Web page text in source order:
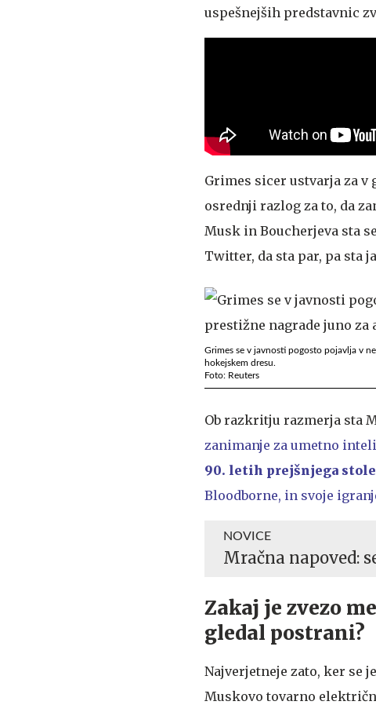
uspešnejših predstavnic
Grimes sicer ustvarja za
osrednji razlog za to, da
Musk in Boucherjeva sta
Twitter, da sta par, pa sta
Grimes se v javnosti pogosto pojavlja v
hokejskem dresu.
Foto: Reuters
Ob razkritju razmerja sta
zanimanje za umetno
90. letih prejšnjega
Bloodborne, in svoje
NOVICE
Mračna napoved:
Zakaj je zvezo
gledal postrani?
Najverjetneje zato, ker se
Muskovo tovarno